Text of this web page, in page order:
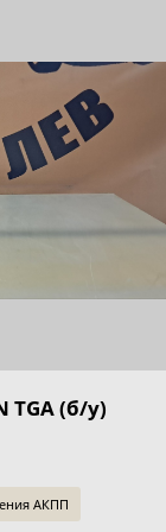
TGA (б/у)
АКПП